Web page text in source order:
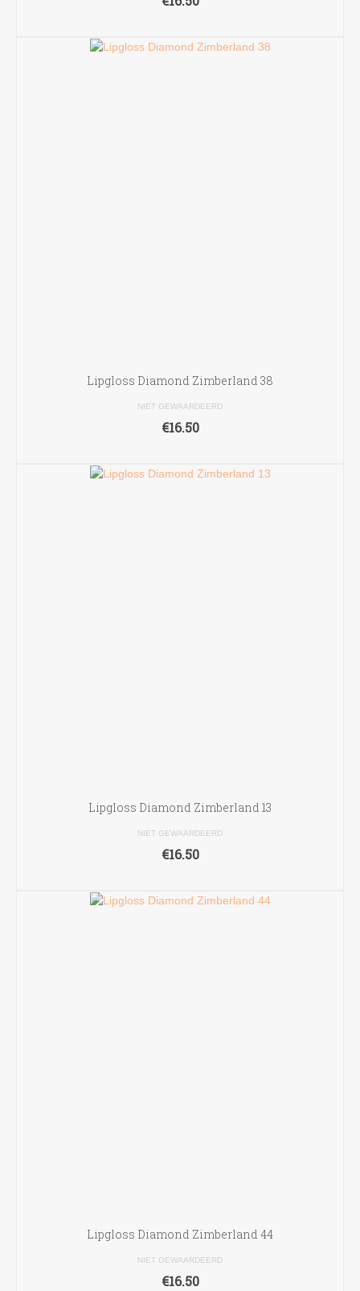
Lipgloss Diamond Zimberland 38
NIET GEWAARDEERD
€16.50
Lipgloss Diamond Zimberland 13
NIET GEWAARDEERD
€16.50
Lipgloss Diamond Zimberland 44
NIET GEWAARDEERD
€16.50